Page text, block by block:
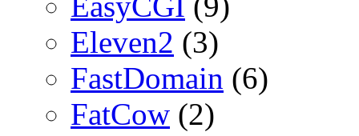
Eleven2 (3)
FastDomain (6)
FatCow (2)